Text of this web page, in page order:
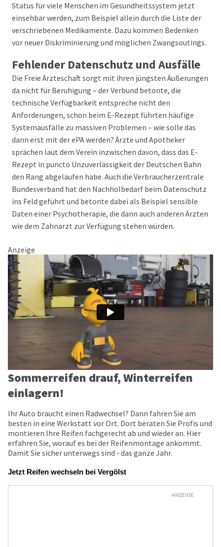
Status für viele Menschen im Gesundheitssystem jetzt
einsehbar werden, zum Beispiel allein durch die Liste der
verschriebenen Medikamente. Dazu kommen Bedenken
vor neuer Diskriminierung und möglichen Zwangsoutings.
Fehlender Datenschutz und Ausfälle
Die Freie Ärzteschaft sorgt mit ihren jüngsten Äußerungen
da nicht für Beruhigung – der Verbund betonte, die
technische Verfügbarkeit entspreche nicht den
Anforderungen, schon beim E-Rezept führten häufige
Systemausfälle zu massiven Problemen – wie solle das
dann erst mit der ePA werden? Ärzte und Apotheker
sprächen laut dem Verein inzwischen davon, dass das E-
Rezept in puncto Unzuverlässigkeit der Deutschen Bahn
den Rang abgelaufen habe. Auch die Verbraucherzentrale
Bundesverband hat den Nachholbedarf beim Datenschutz
ins Feld geführt und betonte dabei als Beispiel sensible
Daten einer Psychotherapie, die dann auch anderen Ärzten
wie dem Zahnarzt zur Verfügung stehen würden.
Anzeige
Sommerreifen drauf, Winterreifen
einlagern!
Ihr Auto braucht einen Radwechsel? Dann fahren Sie am
besten in eine Werkstatt vor Ort. Dort beraten Sie Profis und
montieren Ihre Reifen fachgerecht ab und wieder an. Hier
erfahren Sie, worauf es bei der Reifenmontage ankommt.
Damit Sie sicher unterwegs sind - das ganze Jahr.
Jetzt Reifen wechseln bei Vergölst
ANZEIGE